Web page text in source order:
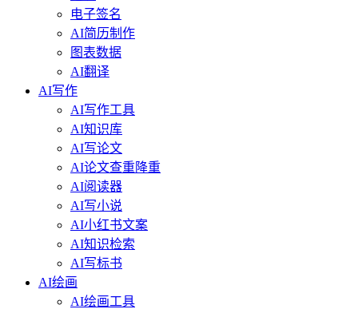
电子签名
AI简历制作
图表数据
AI翻译
AI写作
AI写作工具
AI知识库
AI写论文
AI论文查重降重
AI阅读器
AI写小说
AI小红书文案
AI知识检索
AI写标书
AI绘画
AI绘画工具